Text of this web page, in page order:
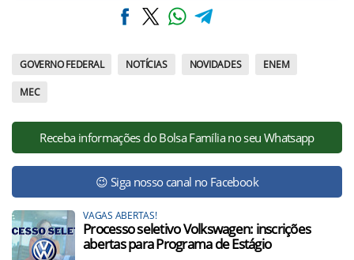
GOVERNO FEDERAL NOTÍCIAS NOVIDADES ENEM
MEC
Receba informações do Bolsa Família no seu Whatsapp
😉 Siga nosso canal no Facebook
VAGAS ABERTAS!
Processo seletivo Volkswagen: inscrições
abertas para Programa de Estágio